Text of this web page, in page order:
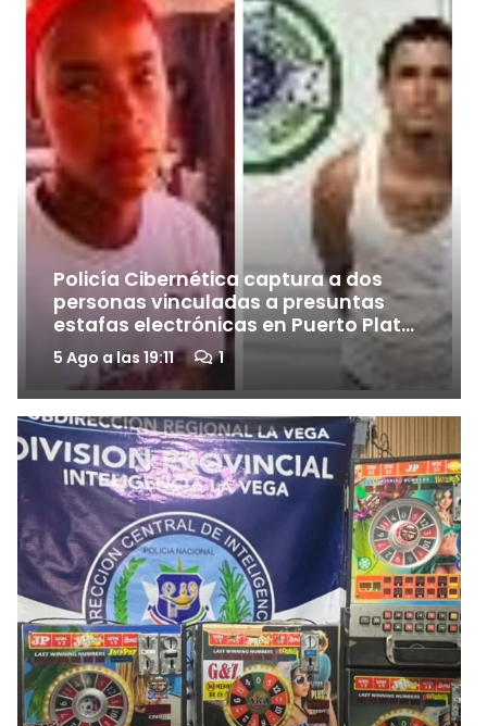
Policía Cibernética captura a dos
personas vinculadas a presuntas
estafas electrónicas en Puerto Plata
y Santiago
5 Ago a las 19:11 1comentario